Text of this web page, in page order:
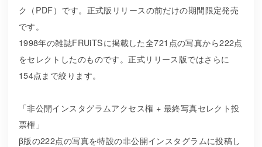
ク（PDF）です。正式版リリースの前だけの期間限定発売
です。
1998年の雑誌FRUiTSに掲載した全721点の写真から222点
をセレクトしたのものです。正式リリース版ではさらに
154点まで絞ります。
「非公開インスタグラムアクセス権 + 最終写真セレクト投
票権」
β版の222点の写真を特設の非公開インスタグラムに投稿し